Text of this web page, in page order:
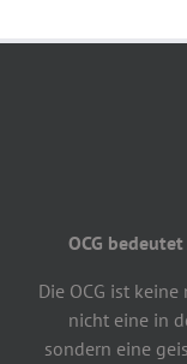
OCG
Die OCG ist
nicht eine in
sondern eine